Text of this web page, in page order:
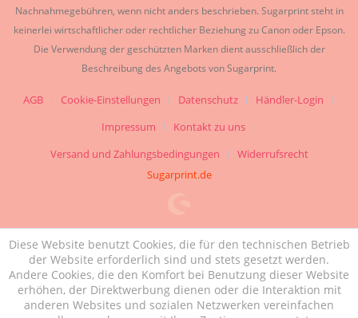
Nachnahmegebühren, wenn nicht anders beschrieben. Sugarprint steht in
keinerlei wirtschaftlicher oder rechtlicher Beziehung zu Canon oder Epson.
Die Verwendung der geschützten Marken dient ausschließlich der
Beschreibung des Angebots von Sugarprint.
AGB Cookie-Einstellungen Datenschutz
Händler-Login
Impressum
Kontakt zu uns
Versand und Zahlungsbedingungen
Widerrufsrecht
Sugarprint.de
Diese Website benutzt Cookies, die für den technischen Betrieb
der Website erforderlich sind und stets gesetzt werden.
Andere Cookies, die den Komfort bei Benutzung dieser Website
erhöhen, der Direktwerbung dienen oder die Interaktion mit
anderen Websites und sozialen Netzwerken vereinfachen